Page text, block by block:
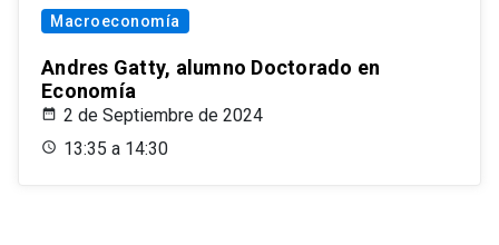
Macroeconomía
Andres Gatty, alumno Doctorado en
Economía
2 de Septiembre de 2024
13:35 a 14:30